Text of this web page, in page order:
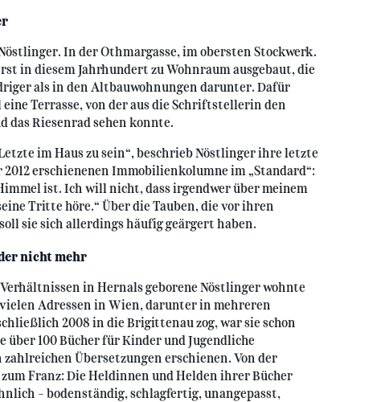
In der Othmargasse, im obersten Stockwerk.
in diesem Jahrhundert zu Wohnraum ausgebaut, die
als in den Altbauwohnungen darunter. Dafür
Terrasse, von der aus die Schriftstellerin den
das Riesenrad sehen konnte.
im Haus zu sein“, beschrieb Nöstlinger ihre letzte
erschienenen Immobilienkolumne im „Standard“:
ist. Ich will nicht, dass irgendwer über meinem
Tritte höre.“ Über die Tauben, die vor ihren
sie sich allerdings häufig geärgert haben.
nicht mehr
in Hernals geborene Nöstlinger wohnte
Adressen in Wien, darunter in mehreren
2008 in die Brigittenau zog, war sie schon
über 100 Bücher für Kinder und Jugendliche
Übersetzungen erschienen. Von der
Franz: Die Heldinnen und Helden ihrer Bücher
- bodenständig, schlagfertig, unangepasst,